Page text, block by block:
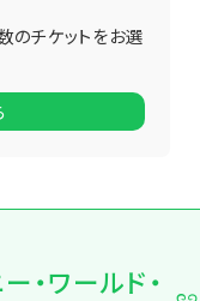
チケットをお選
・ワールド・